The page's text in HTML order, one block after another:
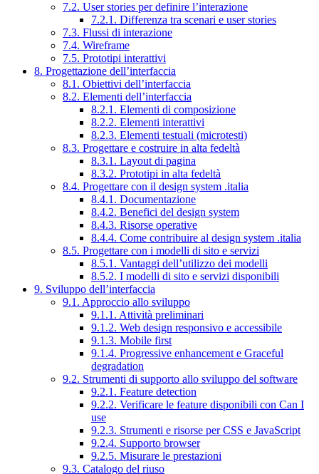
7.2. User stories per definire l’interazione
7.2.1. Differenza tra scenari e user stories
7.3. Flussi di interazione
7.4. Wireframe
7.5. Prototipi interattivi
8. Progettazione dell’interfaccia
8.1. Obiettivi dell’interfaccia
8.2. Elementi dell’interfaccia
8.2.1. Elementi di composizione
8.2.2. Elementi interattivi
8.2.3. Elementi testuali (microtesti)
8.3. Progettare e costruire in alta fedeltà
8.3.1. Layout di pagina
8.3.2. Prototipi in alta fedeltà
8.4. Progettare con il design system .italia
8.4.1. Documentazione
8.4.2. Benefici del design system
8.4.3. Risorse operative
8.4.4. Come contribuire al design system .italia
8.5. Progettare con i modelli di sito e servizi
8.5.1. Vantaggi dell’utilizzo dei modelli
8.5.2. I modelli di sito e servizi disponibili
9. Sviluppo dell’interfaccia
9.1. Approccio allo sviluppo
9.1.1. Attività preliminari
9.1.2. Web design responsivo e accessibile
9.1.3. Mobile first
9.1.4. Progressive enhancement e Graceful
degradation
9.2. Strumenti di supporto allo sviluppo del software
9.2.1. Feature detection
9.2.2. Verificare le feature disponibili con Can I
use
9.2.3. Strumenti e risorse per CSS e JavaScript
9.2.4. Supporto browser
9.2.5. Misurare le prestazioni
9.3. Catalogo del riuso